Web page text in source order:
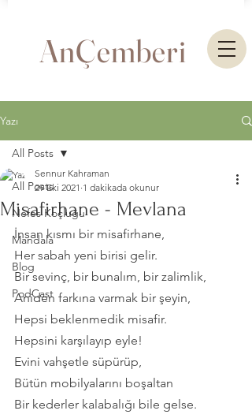
AnÇemberi
Yazı
All Posts
Nefes Koçluğu
Mandala
Blog
PodCast
All Posts
Misafirhane - Mevlana
Sennur Kahraman
29 Eki 2021 1 dakikada okunur
İnsan kısmı bir misafirhane,
Her sabah yeni birisi gelir.
Bir sevinç, bir bunalım, bir zalimlik,
Aniden farkına varmak bir şeyin,
Hepsi beklenmedik misafir.
Hepsini karşılayıp eyle!
Evini vahşetle süpürüp,
Bütün mobilyalarını boşaltan
Bir kederler kalabalığı bile gelse.